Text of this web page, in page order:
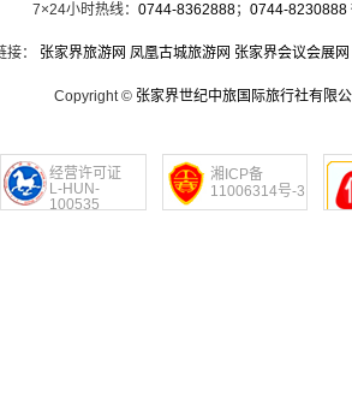
7×24小时热线： 0744-8362888； 0744-8230888
接： 张家界旅游网 凤凰古城旅游网 张家界会议会展网
Copyright © 张家界世纪中旅国际旅行社有限
经营许可证
L-HUN-
100535
湘ICP备
11006314号-3